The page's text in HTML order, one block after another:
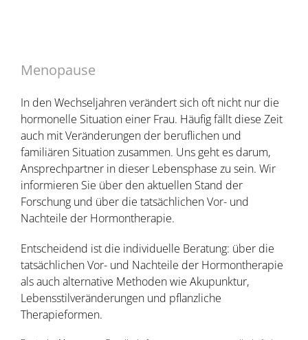
Kontakt
Danksagungen
Menopause
In den Wechseljahren verändert sich oft nicht nur die
hormonelle Situation einer Frau. Häufig fällt diese Zeit
auch mit Veränderungen der beruflichen und
familiären Situation zusammen. Uns geht es darum,
Ansprechpartner in dieser Lebensphase zu sein. Wir
informieren Sie über den aktuellen Stand der
Forschung und über die tatsächlichen Vor- und
Nachteile der Hormontherapie.
Entscheidend ist die individuelle Beratung: über die
tatsächlichen Vor- und Nachteile der Hormontherapie
als auch alternative Methoden wie Akupunktur,
Lebensstilveränderungen und pflanzliche
Therapieformen.